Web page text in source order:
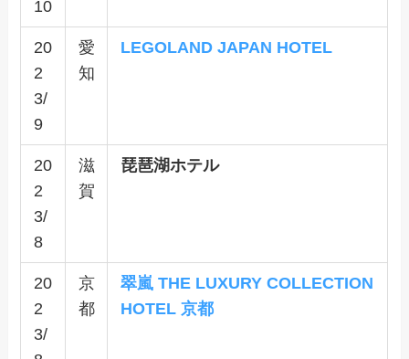
10
20
2
3/
9
愛
知
LEGOLAND JAPAN HOTEL
20
2
3/
8
滋
賀
琵琶湖ホテル
20
2
3/
京
都
翠嵐 THE LUXURY COLLECTION
HOTEL 京都